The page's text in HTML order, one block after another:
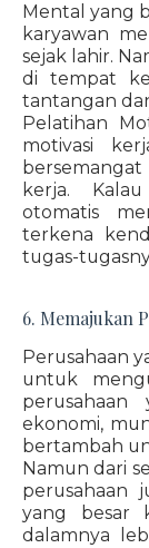
Mental yang
karyawan
sejak lahir.
di tempat
tantangan
Pelatihan
motivasi
kerja.
otomatis
terkena
tugas-
6. Memajukan
Perusahaan
untuk
ekonomi,
bertambah
Namun dari
perusahaan
yang besar
dalamnya